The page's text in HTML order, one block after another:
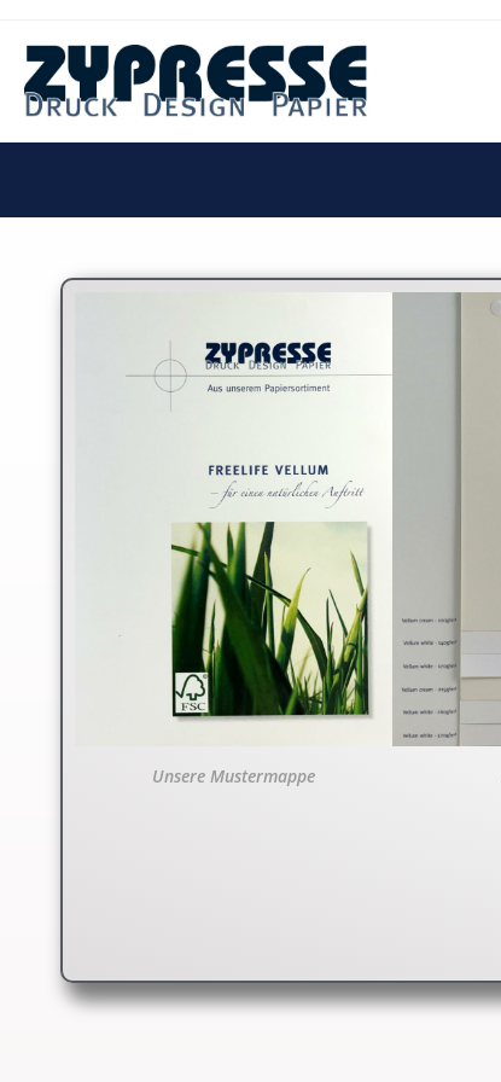
Unsere Mustermappe